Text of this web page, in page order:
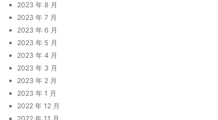
2023 年 8 月
2023 年 7 月
2023 年 6 月
2023 年 5 月
2023 年 4 月
2023 年 3 月
2023 年 2 月
2023 年 1 月
2022 年 12 月
2022 年 11 月